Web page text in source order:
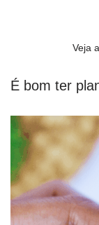
Veja
É bom ter